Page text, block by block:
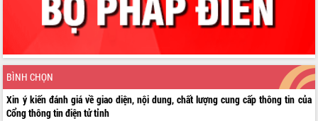
BÌNH CHỌN
Xin ý kiến đánh giá về giao diện, nội dung, chất lượng cung cấp thông tin của
Cổng thông tin điện tử tỉnh